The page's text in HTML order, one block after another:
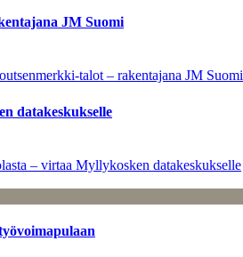
JM Suomi
talot – rakentajana JM Suomi
datakeskukselle
– virtaa Myllykosken datakeskukselle